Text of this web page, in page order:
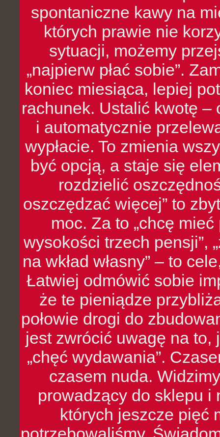
spontaniczne kawy na
których prawie nie
sytuacji, możemy
„najpierw płać sobie”.
koniec miesiąca, lepiej
rachunek. Ustalić kwotę
i automatycznie
wypłacie. To zmienia
być opcją, a staje się
rozdzielić
oszczędzać więcej” to
moc. Za to „chcę
wysokości trzech pensji”,
na wkład własny” – to
Łatwiej odmówić sobie
że te pieniądze
połowie drogi do
jest zwrócić uwagę na to,
„chęć wydawania”.
czasem nuda.
prowadzący do sklepu i
których jeszcze pięć